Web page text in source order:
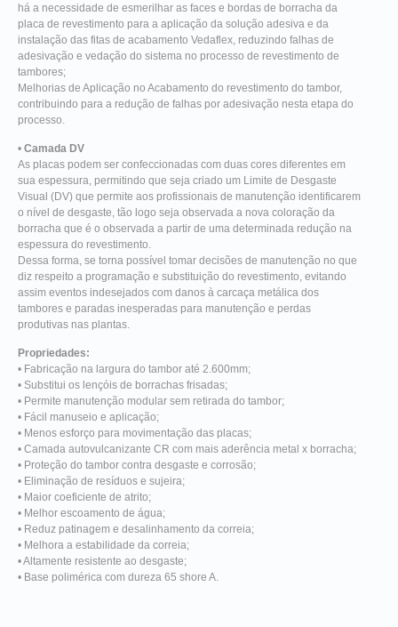
há a necessidade de esmerilhar as faces e bordas de borracha da
placa de revestimento para a aplicação da solução adesiva e da
instalação das fitas de acabamento Vedaflex, reduzindo falhas de
adesivação e vedação do sistema no processo de revestimento de
tambores;
Melhorias de Aplicação no Acabamento do revestimento do tambor,
contribuindo para a redução de falhas por adesivação nesta etapa do
processo.
• Camada DV
As placas podem ser confeccionadas com duas cores diferentes em
sua espessura, permitindo que seja criado um Limite de Desgaste
Visual (DV) que permite aos profissionais de manutenção identificarem
o nível de desgaste, tão logo seja observada a nova coloração da
borracha que é o observada a partir de uma determinada redução na
espessura do revestimento.
Dessa forma, se torna possível tomar decisões de manutenção no que
diz respeito a programação e substituição do revestimento, evitando
assim eventos indesejados com danos à carcaça metálica dos
tambores e paradas inesperadas para manutenção e perdas
produtivas nas plantas.
Propriedades:
• Fabricação na largura do tambor até 2.600mm;
• Substitui os lençóis de borrachas frisadas;
• Permite manutenção modular sem retirada do tambor;
• Fácil manuseio e aplicação;
• Menos esforço para movimentação das placas;
• Camada autovulcanizante CR com mais aderência metal x borracha;
• Proteção do tambor contra desgaste e corrosão;
• Eliminação de resíduos e sujeira;
• Maior coeficiente de atrito;
• Melhor escoamento de água;
• Reduz patinagem e desalinhamento da correia;
• Melhora a estabilidade da correia;
• Altamente resistente ao desgaste;
• Base polimérica com dureza 65 shore A.